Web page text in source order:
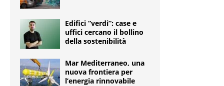
Edifici “verdi”: case e
uffici cercano il bollino
della sostenibilità
Mar Mediterraneo, una
nuova frontiera per
l’energia rinnovabile